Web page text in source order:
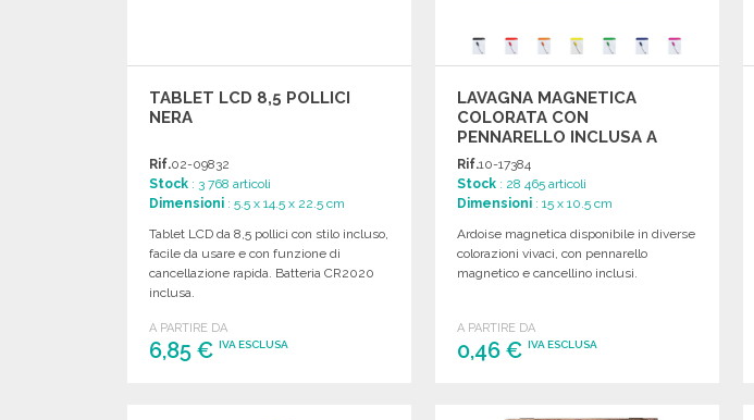
TABLET LCD 8,5 POLLICI
NERA
Rif.02-09832
Stock : 3 768 articoli
Dimensioni : 5.5 x 14.5 x 22.5 cm
Tablet LCD da 8,5 pollici con stilo incluso,
facile da usare e con funzione di
cancellazione rapida. Batteria CR2020
inclusa.
A PARTIRE DA
6,85 € IVA ESCLUSA
LAVAGNA MAGNETICA
COLORATA CON
PENNARELLO INCLUSA A
PREZZI ALL'INGROSSO
Rif.10-17384
Stock : 28 465 articoli
Dimensioni : 15 x 10.5 cm
Ardoise magnetica disponibile in diverse
colorazioni vivaci, con pennarello
magnetico e cancellino inclusi.
A PARTIRE DA
0,46 €IVA ESCLUSA